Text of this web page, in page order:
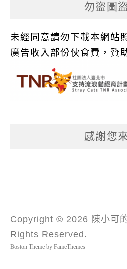
勿盜圖
未經同意請勿下載本網站
廣告收入部份伙食費，贊
感謝您
Copyright © 2026 陳小可
Rights Reserved.
Boston Theme by FameThemes